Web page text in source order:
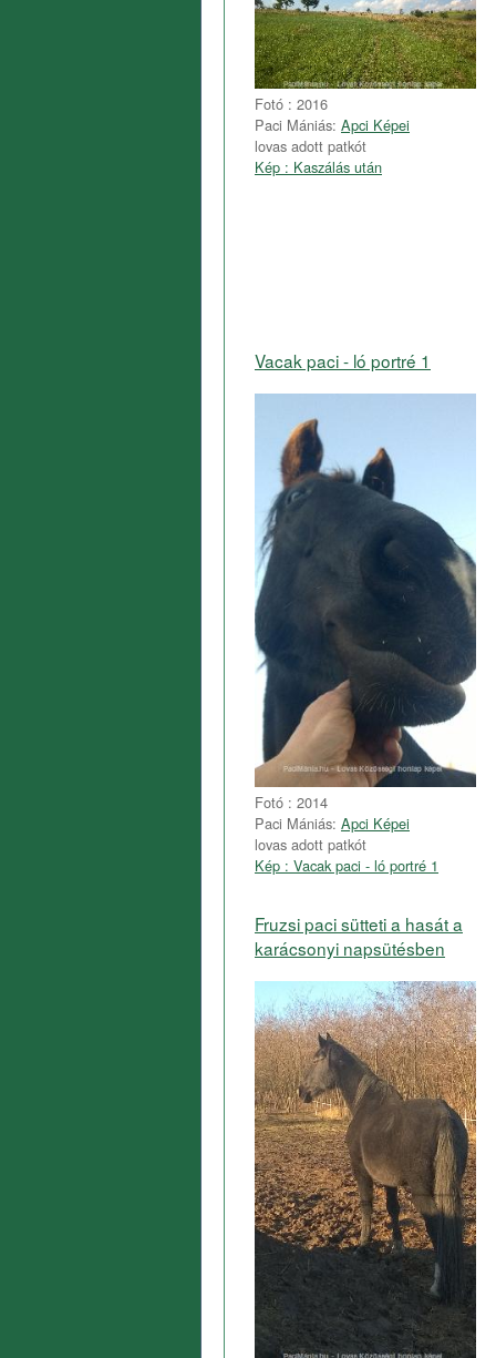
Fotó : 2016
Paci Mániás: Apci Képei
lovas adott patkót
Kép : Kaszálás után
Vacak paci - ló portré 1
Fotó : 2014
Paci Mániás: Apci Képei
lovas adott patkót
Kép : Vacak paci - ló portré 1
Fruzsi paci sütteti a hasát a
karácsonyi napsütésben